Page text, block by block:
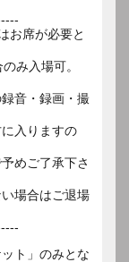
お席が必要と
み入場可。
音・録画・撮
入りますの
めご了承下さ
場合はご退場
ト」のみとな